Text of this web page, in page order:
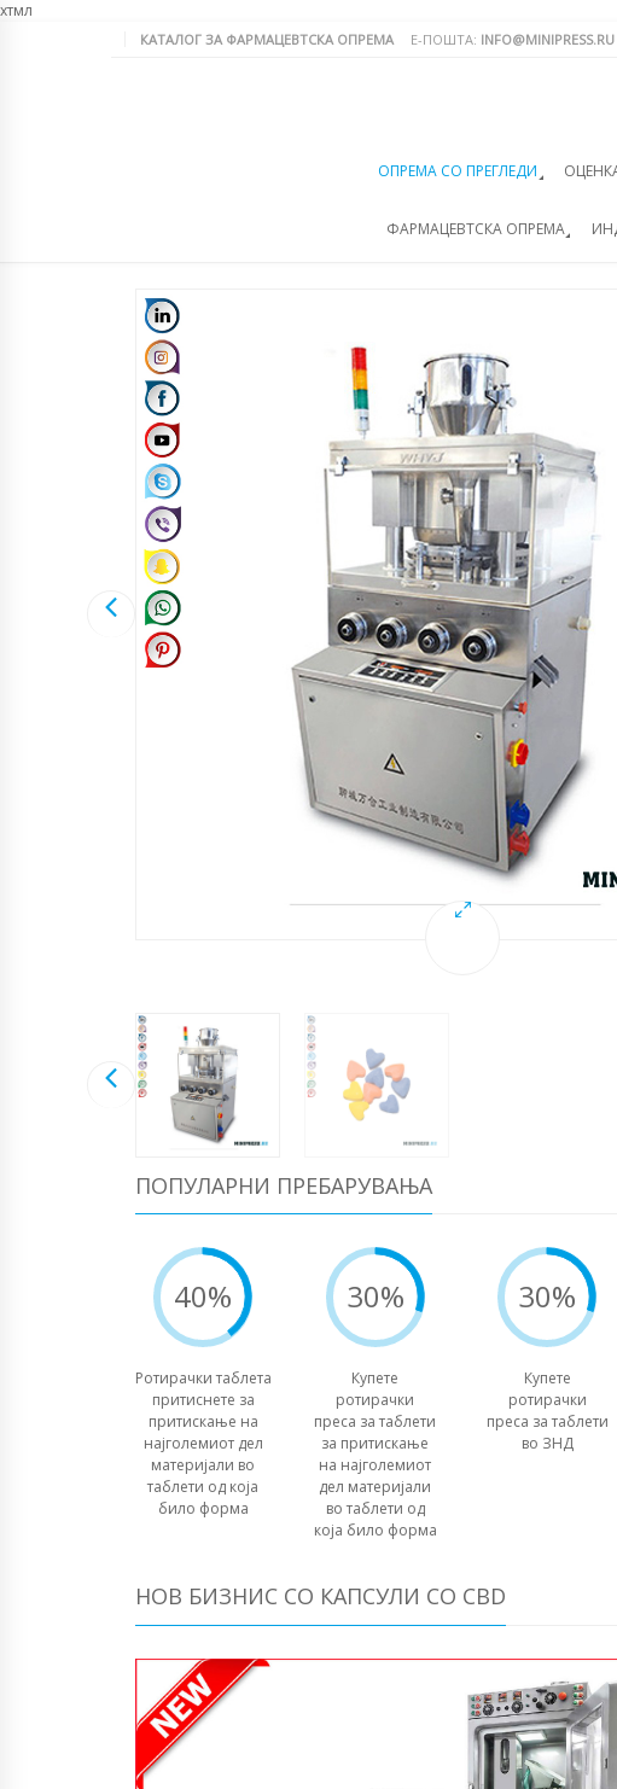
хтмл
КАТАЛОГ ЗА ФАРМАЦЕВТСКА ОПРЕМА Е-ПОШТА: INFO@MINIPRESS.RU
ОПРЕМА СО ПРЕГЛЕДИ
ФАРМАЦЕВТСКА ОПРЕМА
ПОПУЛАРНИ ПРЕБАРУВАЊА
40%
Ротирачки таблета
притиснете за
притискање на
најголемиот дел
материјали во
таблети од која
било форма
30%
Купете
ротирачки
преса за таблети
за притискање
на најголемиот
дел материјали
во таблети од
која било форма
30%
Купете
ротирачки
преса за таблети
во ЗНД
НОВ БИЗНИС СО КАПСУЛИ СО CBD